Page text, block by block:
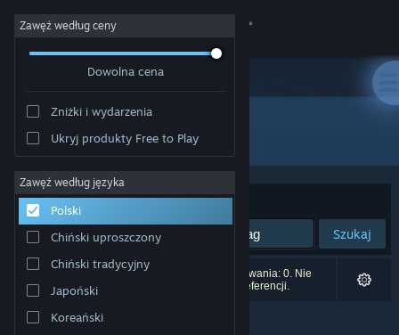
Zaloguj się
Społeczność
Informacje
Wsparcie
Zmień język
Pobierz aplikację mobilną Steam
Zawęź według ceny
Dowolna cena
Zniżki i wydarzenia
Ukryj produkty Free to Play
Zawęź według języka
Polski
Chiński uproszczony
Chiński tradycyjny
Japoński
Koreański
Wszystkie produkty
Sortuj według: Trafność
Szukaj
Liczba wyników pasujących do twojego wyszukiwania: 0. Nie
uwzględniono 4 tytułów na podstawie twoich preferencji.